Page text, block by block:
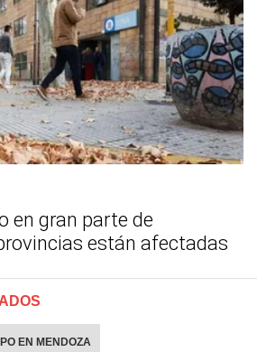
en gran parte de
están afectadas
EN MENDOZA